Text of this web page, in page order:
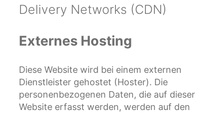
Delivery Networks (CDN)
Externes Hosting
Diese Website wird bei einem externen
Dienstleister gehostet (Hoster). Die
personenbezogenen Daten, die auf dieser
Website erfasst werden, werden auf den